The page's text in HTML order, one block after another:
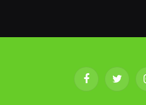
FacebookTwitter